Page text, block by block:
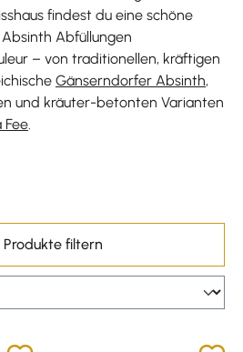
findest du eine schöne
Abfüllungen
– von traditionellen, kräftigen
Gänserndorfer Absinth,
und kräuter-betonten Varianten
Fee.
Produkte filtern